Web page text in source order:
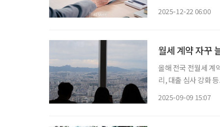
2025-12-22 06:00
월세 계약 자꾸
올해 전국 전월세 계
리, 대출 심사 강화
2025-09-09 15:07